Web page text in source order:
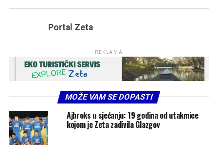
Portal Zeta
REKLAMA
MOŽE VAM SE DOPASTI
Ajbroks u sjećanju: 19 godina od utakmice
kojom je Zeta zadivila Glazgov